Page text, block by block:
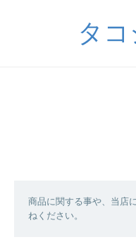
タ
商品に関する事や、当店
ねください。